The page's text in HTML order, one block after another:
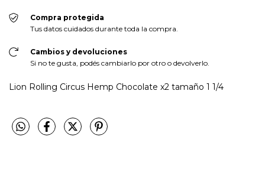
Compra protegida
Tus datos cuidados durante toda la compra.
Cambios y devoluciones
Si no te gusta, podés cambiarlo por otro o devolverlo.
Lion Rolling Circus Hemp Chocolate x2 tamaño 1 1/4